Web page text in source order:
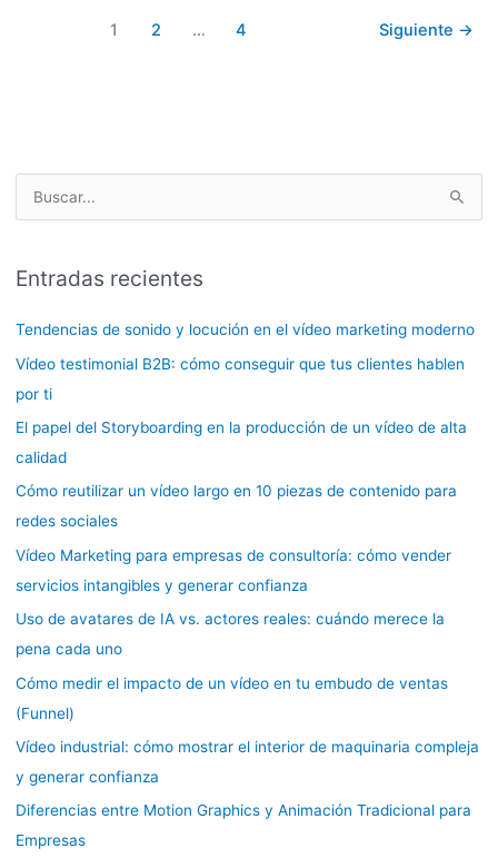
1 2 … 4 Siguiente →
c
a
Entradas recientes
Tendencias de sonido y locución en el vídeo marketing moderno
Vídeo testimonial B2B: cómo conseguir que tus clientes hablen
por ti
El papel del Storyboarding en la producción de un vídeo de alta
calidad
Cómo reutilizar un vídeo largo en 10 piezas de contenido para
redes sociales
Vídeo Marketing para empresas de consultoría: cómo vender
servicios intangibles y generar confianza
Uso de avatares de IA vs. actores reales: cuándo merece la
pena cada uno
Cómo medir el impacto de un vídeo en tu embudo de ventas
(Funnel)
Vídeo industrial: cómo mostrar el interior de maquinaria compleja
y generar confianza
Diferencias entre Motion Graphics y Animación Tradicional para
Empresas